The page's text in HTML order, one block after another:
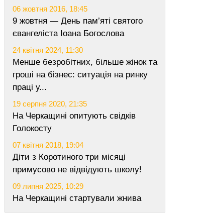
06 жовтня 2016, 18:45
9 жовтня — День пам’яті святого
євангеліста Іоана Богослова
24 квітня 2024, 11:30
Менше безробітних, більше жінок та
гроші на бізнес: ситуація на ринку
праці у...
19 серпня 2020, 21:35
На Черкащині опитують свідків
Голокосту
07 квітня 2018, 19:04
Діти з Коротиного три місяці
примусово не відвідують школу!
09 липня 2025, 10:29
На Черкащині стартували жнива